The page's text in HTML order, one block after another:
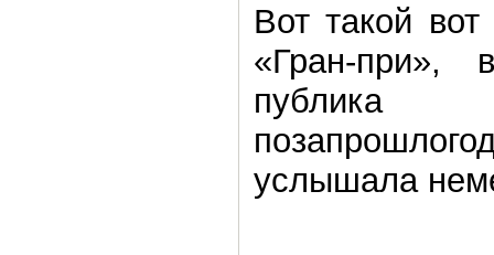
Вот такой
«Гран-при»,
услышала